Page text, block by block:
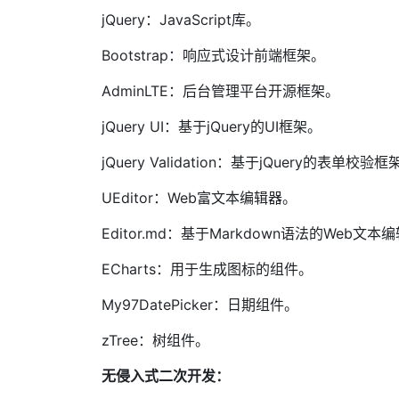
jQuery：JavaScript库。
Bootstrap：响应式设计前端框架。
AdminLTE：后台管理平台开源框架。
jQuery UI：基于jQuery的UI框架。
jQuery Validation：基于jQuery的表单校验框架
UEditor：Web富文本编辑器。
Editor.md：基于Markdown语法的Web文本编
ECharts：用于生成图标的组件。
My97DatePicker：日期组件。
zTree：树组件。
无侵入式二次开发：